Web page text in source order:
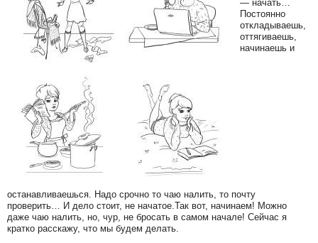
— начать…
Постоянно
откладываешь,
оттягиваешь,
начинаешь и
останавливаешься. Надо срочно то чаю налить, то почту
проверить… И дело стоит, не начатое.Так вот, начинаем! Можно
даже чаю налить, но, чур, не бросать в самом начале! Сейчас я
кратко расскажу, что мы будем делать.